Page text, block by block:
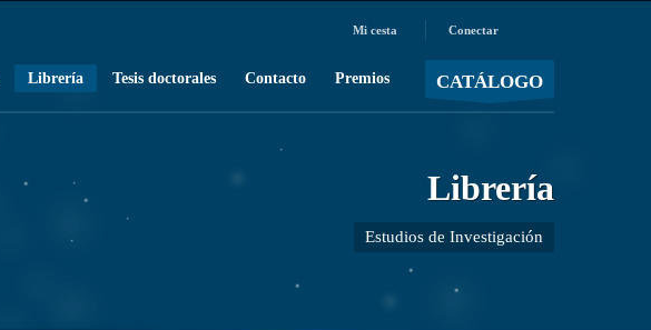
Conectar
Mi cesta
/ MOSTRAR CARRO
CATÁLOGO
Librería Tesis doctorales Contacto Premios
Librería
Estudios de Investigación